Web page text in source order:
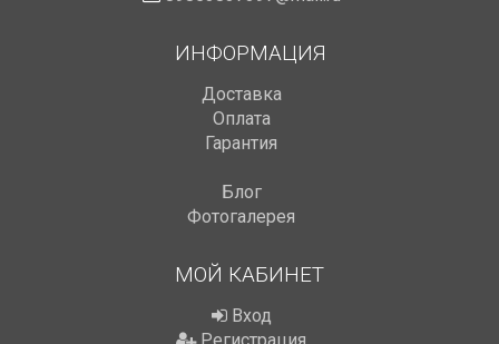
ИНФОРМАЦИЯ
Доставка
Оплата
Гарантия
Блог
Фотогалерея
МОЙ КАБИНЕТ
Вход